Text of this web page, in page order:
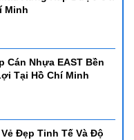
Minh
Cán Nhựa EAST Bền
Tại Hồ Chí Minh
Đẹp Tinh Tế Và Độ